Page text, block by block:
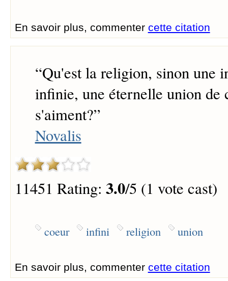
En savoir plus, commenter cette citation
“Qu'est la religion, sinon une
infinie, une éternelle union de
s'aiment?”
Novalis
11451 Rating: 3.0/5 (1 vote cast)
coeur infini religion union
En savoir plus, commenter cette citation